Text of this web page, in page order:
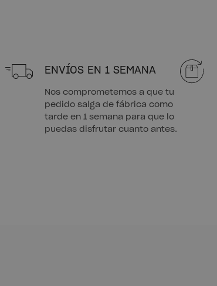
ENVÍOS EN 1 SEMANA
Nos comprometemos a que tu
pedido salga de fábrica como
tarde en 1 semana para que lo
puedas disfrutar cuanto antes.